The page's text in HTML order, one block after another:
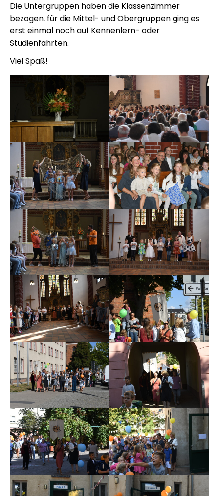
Die Untergruppen haben die Klassenzimmer
bezogen, für die Mittel- und Obergruppen ging es
erst einmal noch auf Kennenlern- oder
Studienfahrten.
Viel Spaß!